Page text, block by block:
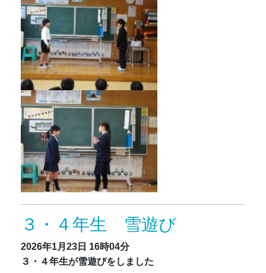
３・４年生 雪遊び
2026年1月23日 16時04分
３・４年生が雪遊びをしました